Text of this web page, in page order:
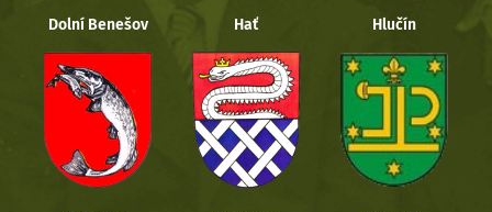
Dolní Benešov Hať Hlučín